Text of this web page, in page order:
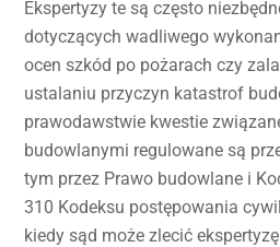
Ekspertyzy te są często
dotyczących wadliwego
ocen szkód po pożarach czy
ustalaniu przyczyn katastrof
prawodawstwie kwestie
budowlanymi regulowane są
tym przez Prawo budowlane i
310 Kodeksu postępowania
kiedy sąd może zlecić